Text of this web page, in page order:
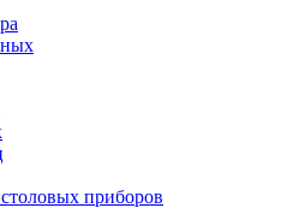
приборов